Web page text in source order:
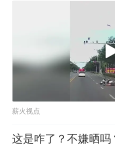
薪火视点
这是咋了？不嫌晒吗